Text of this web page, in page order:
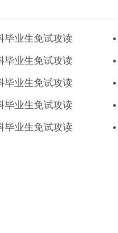
毕业生免试攻读
毕业生免试攻读
毕业生免试攻读
毕业生免试攻读
毕业生免试攻读